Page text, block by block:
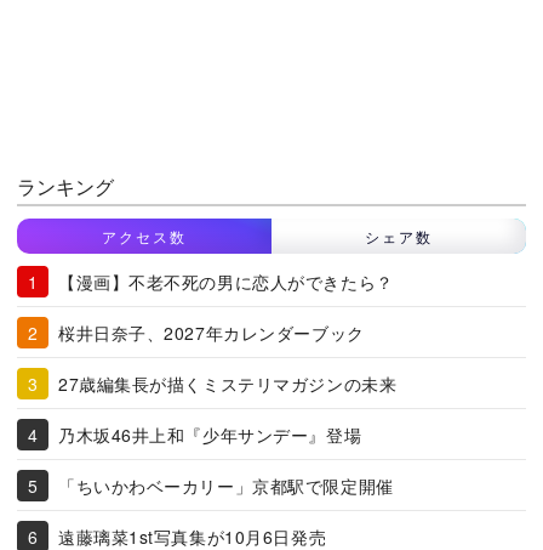
ランキング
アクセス数 シェア数
【漫画】不老不死の男に恋人ができたら？
桜井日奈子、2027年カレンダーブック
27歳編集長が描くミステリマガジンの未来
乃木坂46井上和『少年サンデー』登場
「ちいかわベーカリー」京都駅で限定開催
遠藤璃菜1st写真集が10月6日発売